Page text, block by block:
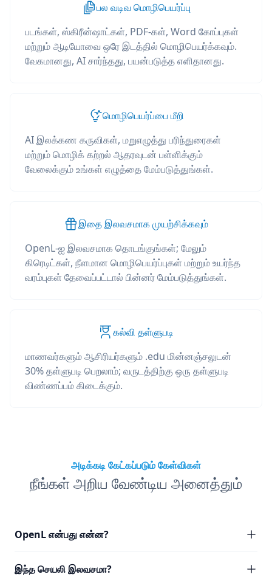
பல வடிவ மொழிபெயர்ப்பு
படங்கள், ஸ்கிரீன்ஷாட்கள், PDF-கள், Word கோப்புகள்
மற்றும் ஆடியோவை ஒரே இடத்தில் மொழிபெயர்க்கவும்.
வேகமானது, AI சார்ந்தது, பயன்படுத்த எளிதானது.
மொழிபெயர்ப்பை மீறி
AI இலக்கண கருவிகள், மறுஎழுத்து பரிந்துரைகள்
மற்றும் மொழிக் கற்றல் ஆதரவுடன் பள்ளிக்கும்
வேலைக்கும் உங்கள் எழுத்தை மேம்படுத்துங்கள்.
இதை இலவசமாக முயற்சிக்கவும்
OpenL-ஐ இலவசமாக தொடங்குங்கள்; மேலும்
கிரெடிட்கள், நீளமான மொழிபெயர்ப்புகள் மற்றும் உயர்ந்த
வரம்புகள் தேவைப்பட்டால் பின்னர் மேம்படுத்துங்கள்.
கல்வி தள்ளுபடி
மாணவர்களும் ஆசிரியர்களும் .edu மின்னஞ்சலுடன்
30% தள்ளுபடி பெறலாம்; வருடத்திற்கு ஒரு தள்ளுபடி
விண்ணப்பம் கிடைக்கும்.
அடிக்கடி கேட்கப்படும் கேள்விகள்
நீங்கள் அறிய வேண்டிய அனைத்தும்
OpenL என்பது என்ன?
இந்த செயலி இலவசமா?